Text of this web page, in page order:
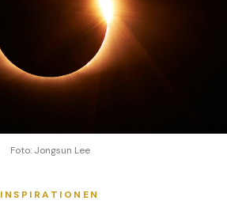
Foto: Jongsun Lee
INSPIRATIONEN